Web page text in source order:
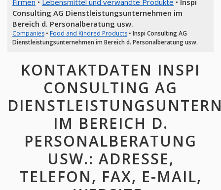
Consulting AG Dienstleistungsunternehmen im
Bereich d. Personalberatung usw.
Companies• Food and Kindred Products• Inspi Consulting AG
Dienstleistungsunternehmen im Bereich d. Personalberatung usw.
KONTAKTDATEN INSPI
CONSULTING AG
IM BEREICH D.
PERSONALBERATUNG
USW.: ADRESSE,
TELEFON, FAX, E-MAIL,